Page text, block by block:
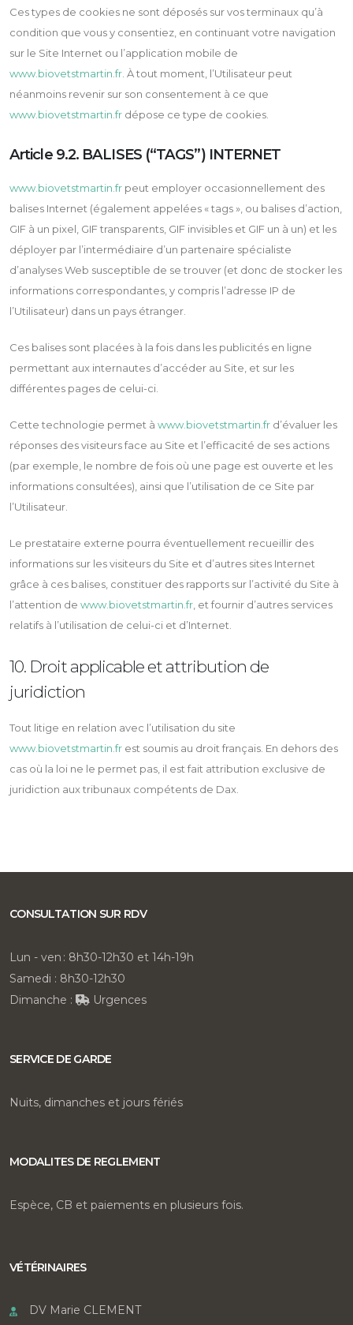
Ces types de cookies ne sont déposés sur vos terminaux qu’à
condition que vous y consentiez, en continuant votre navigation
sur le Site Internet ou l’application mobile de
www.biovetstmartin.fr . À tout moment, l’Utilisateur peut
néanmoins revenir sur son consentement à ce que
www.biovetstmartin.fr dépose ce type de cookies.
Article 9.2. BALISES (“TAGS”) INTERNET
www.biovetstmartin.fr peut employer occasionnellement des
balises Internet (également appelées « tags », ou balises d’action,
GIF à un pixel, GIF transparents, GIF invisibles et GIF un à un) et les
déployer par l’intermédiaire d’un partenaire spécialiste
d’analyses Web susceptible de se trouver (et donc de stocker les
informations correspondantes, y compris l’adresse IP de
l’Utilisateur) dans un pays étranger.
Ces balises sont placées à la fois dans les publicités en ligne
permettant aux internautes d’accéder au Site, et sur les
différentes pages de celui-ci.
Cette technologie permet à www.biovetstmartin.fr d’évaluer les
réponses des visiteurs face au Site et l’efficacité de ses actions
(par exemple, le nombre de fois où une page est ouverte et les
informations consultées), ainsi que l’utilisation de ce Site par
l’Utilisateur.
Le prestataire externe pourra éventuellement recueillir des
informations sur les visiteurs du Site et d’autres sites Internet
grâce à ces balises, constituer des rapports sur l’activité du Site à
l’attention de www.biovetstmartin.fr , et fournir d’autres services
relatifs à l’utilisation de celui-ci et d’Internet.
10. Droit applicable et attribution de
juridiction
Tout litige en relation avec l’utilisation du site
www.biovetstmartin.fr est soumis au droit français. En dehors des
cas où la loi ne le permet pas, il est fait attribution exclusive de
juridiction aux tribunaux compétents de Dax.
CONSULTATION SUR RDV
Lun - ven : 8h30-12h30 et 14h-19h
Samedi : 8h30-12h30
Dimanche :
Urgences
SERVICE DE GARDE
Nuits, dimanches et jours fériés
MODALITES DE REGLEMENT
Espèce, CB et paiements en plusieurs fois.
VÉTÉRINAIRES
DV Marie CLEMENT